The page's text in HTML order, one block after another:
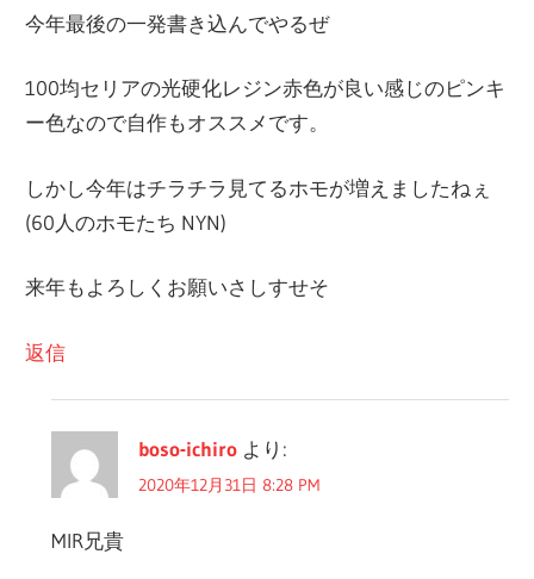
シ
ョ
ン
今年最後の一発書き込んでやるぜ
100均セリアの光硬化レジン赤色が良い感じのピンキ
ー色なので自作もオススメです。
しかし今年はチラチラ見てるホモが増えましたねぇ
(60人のホモたち NYN)
来年もよろしくお願いさしすせそ
返信
boso-ichiro より:
2020年12月31日 8:28 PM
MIR兄貴